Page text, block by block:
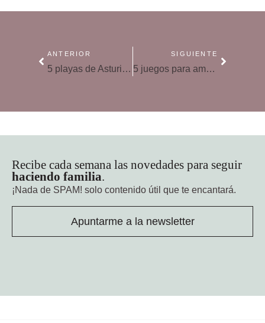
ANTERIOR
5 playas de Asturias ideales para familias
SIGUIENTE
5 juegos para amenizar un viaje con niños
Recibe cada semana las novedades para seguir
haciendo familia.
¡Nada de SPAM! solo contenido útil que te encantará.
Apuntarme a la newsletter